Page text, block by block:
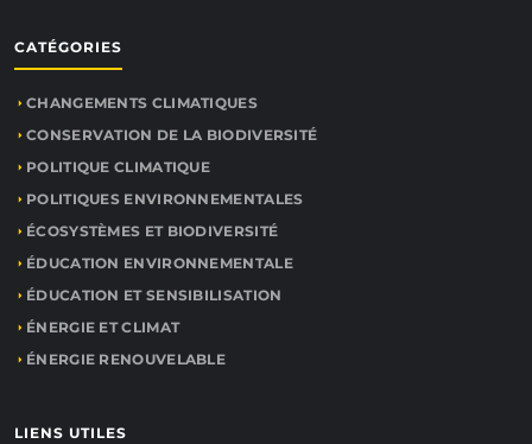
CATÉGORIES
CHANGEMENTS CLIMATIQUES
CONSERVATION DE LA BIODIVERSITÉ
POLITIQUE CLIMATIQUE
POLITIQUES ENVIRONNEMENTALES
ÉCOSYSTÈMES ET BIODIVERSITÉ
ÉDUCATION ENVIRONNEMENTALE
ÉDUCATION ET SENSIBILISATION
ÉNERGIE ET CLIMAT
ÉNERGIE RENOUVELABLE
LIENS UTILES